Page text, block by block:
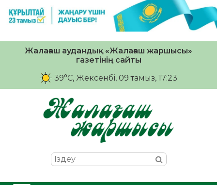
Жалағаш аудандық «Жалағаш жаршысы»
газетінің сайты
39°C, Жексенбі, 09 тамыз, 17:23